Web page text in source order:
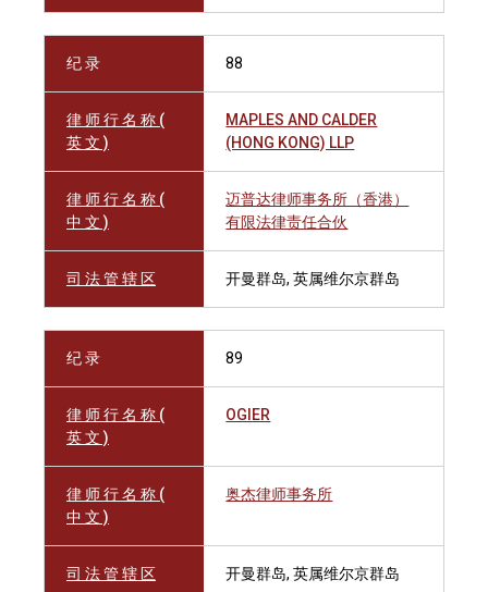
纪 录 88
律 师 行 名 称 (
英 文 )
MAPLES AND CALDER
(HONG KONG) LLP
律 师 行 名 称 (
中 文 )
迈普达律师事务所（香港）
有限法律责任合伙
司 法 管 辖 区 开曼群岛, 英属维尔京群岛
纪 录 89
律 师 行 名 称 (
英 文 )
OGIER
律 师 行 名 称 (
中 文 )
奥杰律师事务所
司 法 管 辖 区 开曼群岛, 英属维尔京群岛